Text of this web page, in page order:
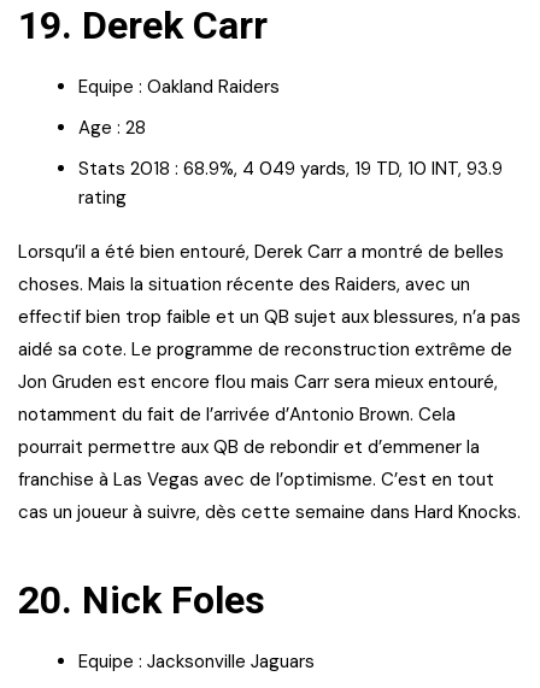
19. Derek Carr
Equipe : Oakland Raiders
Age : 28
Stats 2018 : 68.9%, 4 049 yards, 19 TD, 10 INT, 93.9
rating
Lorsqu’il a été bien entouré, Derek Carr a montré de belles
choses. Mais la situation récente des Raiders, avec un
effectif bien trop faible et un QB sujet aux blessures, n’a pas
aidé sa cote. Le programme de reconstruction extrême de
Jon Gruden est encore flou mais Carr sera mieux entouré,
notamment du fait de l’arrivée d’Antonio Brown. Cela
pourrait permettre aux QB de rebondir et d’emmener la
franchise à Las Vegas avec de l’optimisme. C’est en tout
cas un joueur à suivre, dès cette semaine dans Hard Knocks.
20. Nick Foles
Equipe : Jacksonville Jaguars